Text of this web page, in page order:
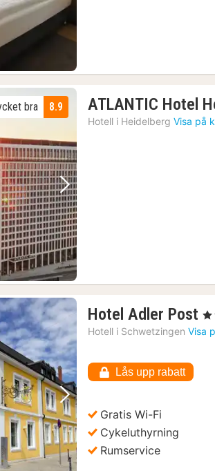
Nästa bild
8.9
bra ATLANTIC Hotel
Hotell i Heidelberg Visa på
Nästa bild
Hotel Adler Post 1
, 3
Hotell i Schwetzingen Visa
Lås upp rabatt
Gratis Wi-Fi
Cykeluthyrning
Rumservice
historiska stadskärnan